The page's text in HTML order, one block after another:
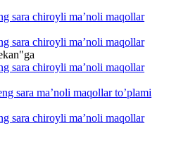
sara chiroyli ma’noli maqollar
sara chiroyli ma’noli maqollar
"ga
sara chiroyli ma’noli maqollar
sara ma’noli maqollar to’plami
sara chiroyli ma’noli maqollar